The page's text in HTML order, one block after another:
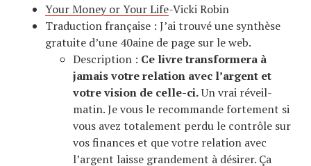
Your Money or Your Life-Vicki Robin
Traduction française : J’ai trouvé une synthèse
gratuite d’une 40aine de page sur le web.
Description : Ce livre transformera à
jamais votre relation avec l’argent et
votre vision de celle-ci.Un vrai réveil-
matin. Je vous le recommande fortement si
vous avez totalement perdu le contrôle sur
vos finances et que votre relation avec
l’argent laisse grandement à désirer. Ça